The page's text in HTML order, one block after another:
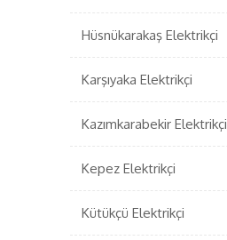
Hüsnükarakaş Elektrikçi
Karşıyaka Elektrikçi
Kazımkarabekir Elektrikçi
Kepez Elektrikçi
Kütükçü Elektrikçi